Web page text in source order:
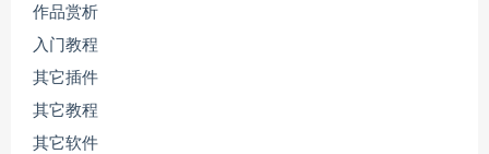
作品赏析
入门教程
其它插件
其它教程
其它软件